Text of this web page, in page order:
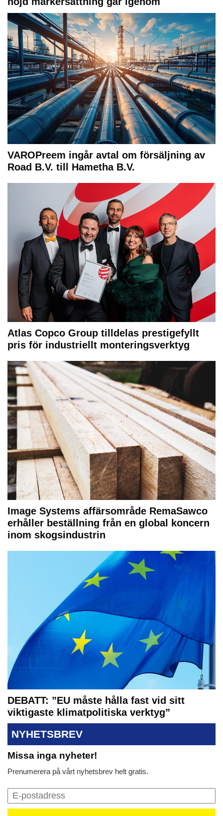
VAROPreem ingår avtal om försäljning av
Road B.V. till Hametha B.V.
Atlas Copco Group tilldelas prestigefyllt
pris för industriellt monteringsverktyg
Image Systems affärsområde RemaSawco
erhåller beställning från en global koncern
inom skogsindustrin
DEBATT: ”EU måste hålla fast vid sitt
viktigaste klimatpolitiska verktyg”
NYHETSBREV
Missa inga nyheter!
Prenumerera på vårt nyhetsbrev helt gratis.